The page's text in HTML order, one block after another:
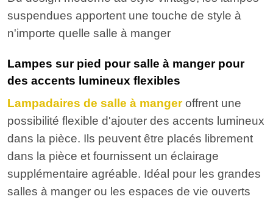
suspendues apportent une touche de style à
n'importe quelle salle à manger
Lampes sur pied pour salle à manger pour
des accents lumineux flexibles
Lampadaires de salle à mangeroffrent une
possibilité flexible d'ajouter des accents lumineux
dans la pièce. Ils peuvent être placés librement
dans la pièce et fournissent un éclairage
supplémentaire agréable. Idéal pour les grandes
salles à manger ou les espaces de vie ouverts